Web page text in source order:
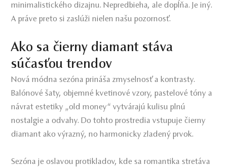
minimalistického dizajnu. Nepredbieha, ale dopĺňa. Je iný.
A práve preto si zaslúži nielen našu pozornosť.
Ako sa čierny diamant stáva
súčasťou trendov
Nová módna sezóna prináša zmyselnosť a kontrasty.
Balónové šaty, objemné kvetinové vzory, pastelové tóny a
návrat estetiky „old money“ vytvárajú kulisu plnú
nostalgie a odvahy. Do tohto prostredia vstupuje čierny
diamant ako výrazný, no harmonicky zladený prvok.
Sezóna je oslavou protikladov, kde sa romantika stretáva